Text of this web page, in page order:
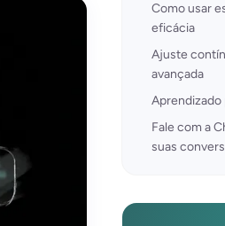
Como usar
eficácia
Ajuste
avançada
Fale com a
suas